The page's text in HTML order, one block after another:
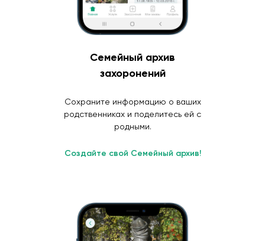
Семейный архив
захоронений
Сохраните информацию о ваших
родственниках и поделитесь ей с
родными.
Создайте свой Семейный архив!